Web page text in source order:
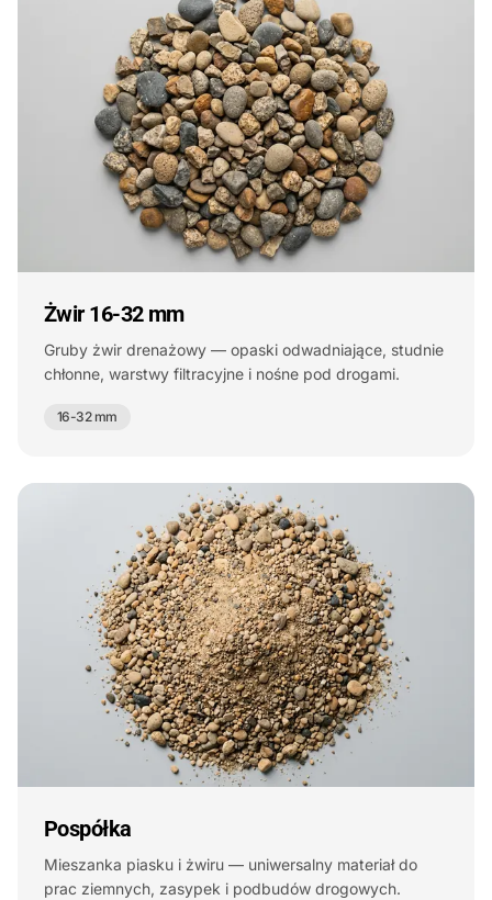
Żwir 16-32 mm
Gruby żwir drenażowy — opaski odwadniające, studnie
chłonne, warstwy filtracyjne i nośne pod drogami.
16-32 mm
Pospółka
Mieszanka piasku i żwiru — uniwersalny materiał do
prac ziemnych, zasypek i podbudów drogowych.